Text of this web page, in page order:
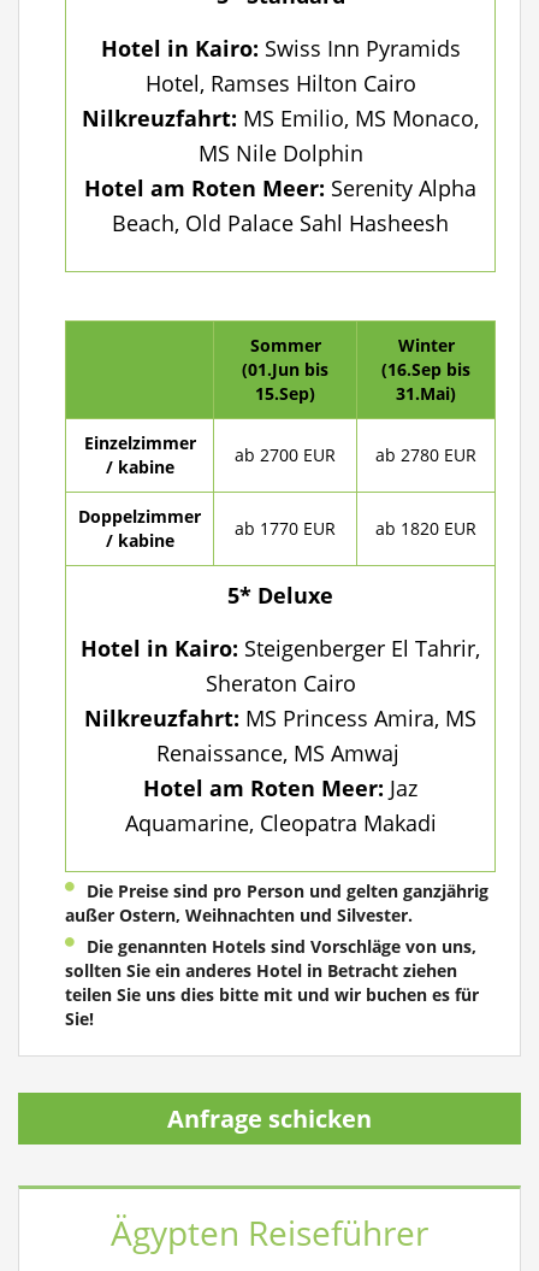
Hotel in Kairo: Swiss Inn Pyramids
Hotel, Ramses Hilton Cairo
Nilkreuzfahrt: MS Emilio, MS Monaco,
MS Nile Dolphin
Hotel am Roten Meer: Serenity Alpha
Beach, Old Palace Sahl Hasheesh
Sommer
(01.Jun bis
15.Sep)
Winter
(16.Sep bis
31.Mai)
Einzelzimmer
/ kabine
ab 2700 EUR ab 2780 EUR
Doppelzimmer
/ kabine
ab 1770 EUR ab 1820 EUR
5* Deluxe
Hotel in Kairo: Steigenberger El Tahrir,
Sheraton Cairo
Nilkreuzfahrt: MS Princess Amira, MS
Renaissance, MS Amwaj
Hotel am Roten Meer: Jaz
Aquamarine, Cleopatra Makadi
Die Preise sind pro Person und gelten ganzjährig
außer Ostern, Weihnachten und Silvester.
Die genannten Hotels sind Vorschläge von uns,
sollten Sie ein anderes Hotel in Betracht ziehen
teilen Sie uns dies bitte mit und wir buchen es für
Sie!
Anfrage schicken
Ägypten Reiseführer